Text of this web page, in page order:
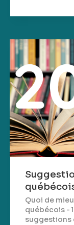
Quoi de
québécois -
suggestions